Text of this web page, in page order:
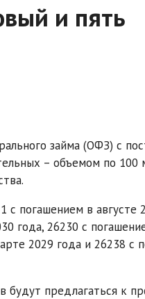
и пять
займа (ОФЗ) с
– объемом по 100
погашением в августе
года, 26230 с
2029 года и 26238 с
предлагаться к